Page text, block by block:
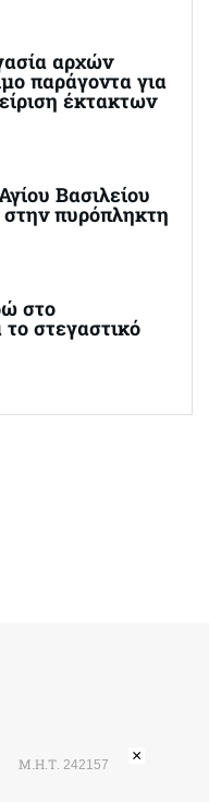
αρχών
παράγοντα για
έκτακτων
Βασιλείου
πυρόπληκτη
στο
στεγαστικό
Μ.Η.Τ. 242157 ×